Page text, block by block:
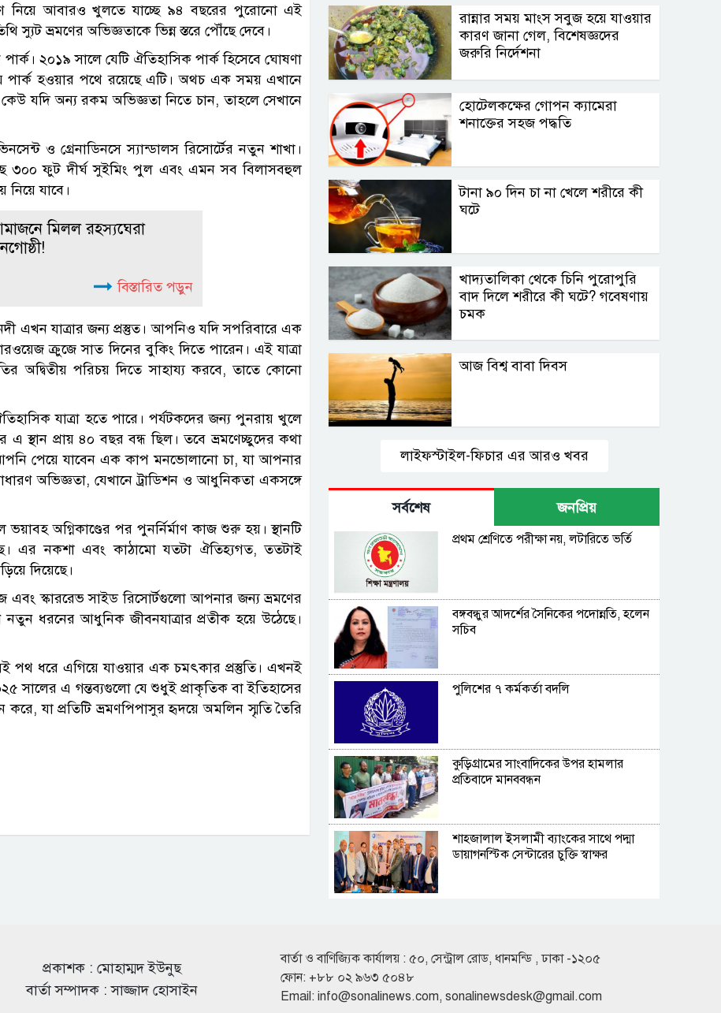
নিয়ে আবারও খুলতে যাচ্ছে ৯৪ বছরের পুরোনো এই
ভ্রমণের অভিজ্ঞতাকে ভিন্ন স্তরে পৌঁছে দেবে।
২০১৯ সালে যেটি ঐতিহাসিক পার্ক হিসেবে ঘোষণা
পার্ক হওয়ার পথে রয়েছে এটি। অথচ এক সময় এখানে
যদি অন্য রকম অভিজ্ঞতা নিতে চান, তাহলে সেখানে
ও গ্রেনাডিনসে স্যান্ডালস রিসোর্টের নতুন শাখা।
৩০০ ফুট দীর্ঘ সুইমিং পুল এবং এমন সব বিলাসবহুল
যাবে।
মিলল রহস্যঘেরা
বিস্তারিত পড়ুন
এখন যাত্রার জন্য প্রস্তুত। আপনিও যদি সপরিবারে এক
ক্রুজে সাত দিনের বুকিং দিতে পারেন। এই যাত্রা
অদ্বিতীয় পরিচয় দিতে সাহায্য করবে, তাতে কোনো
যাত্রা হতে পারে। পর্যটকদের জন্য পুনরায় খুলে
এ স্থান প্রায় ৪০ বছর বন্ধ ছিল। তবে ভ্রমণেচ্ছুদের কথা
পেয়ে যাবেন এক কাপ মনভোলানো চা, যা আপনার
অভিজ্ঞতা, যেখানে ট্রাডিশন ও আধুনিকতা একসঙ্গে
অগ্নিকাণ্ডের পর পুনর্নির্মাণ কাজ শুরু হয়। স্থানটি
এর নকশা এবং কাঠামো যতটা ঐতিহ্যগত, ততটাই
দিয়েছে।
এবং স্কাররেভ সাইড রিসোর্টগুলো আপনার জন্য ভ্রমণের
ধরনের আধুনিক জীবনযাত্রার প্রতীক হয়ে উঠেছে।
পথ ধরে এগিয়ে যাওয়ার এক চমৎকার প্রস্তুতি। এখনই
সালের এ গন্তব্যগুলো যে শুধুই প্রাকৃতিক বা ইতিহাসের
করে, যা প্রতিটি ভ্রমণপিপাসুর হৃদয়ে অমলিন স্মৃতি তৈরি
রান্নার সময় মাংস সবুজ হয়ে যাওয়ার
কারণ জানা গেল, বিশেষজ্ঞদের
জরুরি নির্দেশনা
হোটেলকক্ষের গোপন ক্যামেরা
শনাক্তের সহজ পদ্ধতি
টানা ৯০ দিন চা না খেলে শরীরে কী
ঘটে
খাদ্যতালিকা থেকে চিনি পুরোপুরি
বাদ দিলে শরীরে কী ঘটে? গবেষণায়
চমক
আজ বিশ্ব বাবা দিবস
লাইফস্টাইল-ফিচার এর আরও খবর
সর্বশেষ জনপ্রিয়
প্রথম শ্রেণিতে পরীক্ষা নয়, লটারিতে ভর্তি
বঙ্গবন্ধুর আদর্শের সৈনিকের পদোন্নতি, হলেন
সচিব
পুলিশের ৭ কর্মকর্তা বদলি
কুড়িগ্রামের সাংবাদিকের উপর হামলার
প্রতিবাদে মানববন্ধন
শাহ্জালাল ইসলামী ব্যাংকের সাথে পদ্মা
ডায়াগনস্টিক সেন্টারের চুক্তি স্বাক্ষর
দফায় দফায় সময় বাড়ালেও ৬২ শতাংশ
টিআইএনধারী রিটার্ন দেয়নি
প্রকাশক : মোহাম্মদ ইউনুছ
বার্তা সম্পাদক : সাজ্জাদ হোসাইন
বার্তা ও বাণিজ্যিক কার্যালয় : ৫০, সেন্ট্রাল রোড, ধানমন্ডি , ঢাকা -১২০৫
ফোন: +৮৮ ০২ ৯৬৩ ৫০৪৮
Email: info@sonalinews.com, sonalinewsdesk@gmail.com